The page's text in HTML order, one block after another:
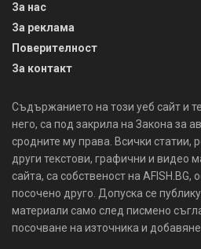
За нас
За реклама
Поверителност
За контакт
Съдържанието на този уеб сайт и
него, са под закрила на Закона за
сродните му права. Всички статии,
други текстови, графични и видео
сайта, са собственост на AFISH.BG,
посочено друго. Допуска се
материали само след писмено
посочване на източника и